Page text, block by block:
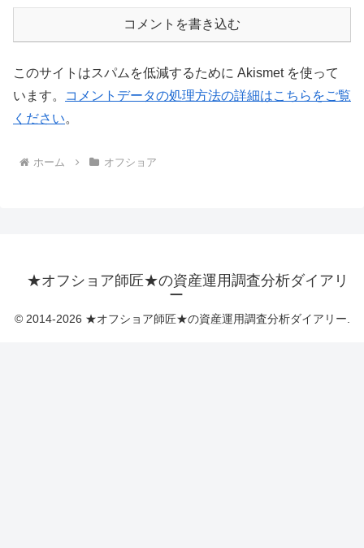
コメントを書き込む
このサイトはスパムを低減するために Akismet を使って
います。
コメントデータの処理方法の詳細はこちらをご覧
ください。
ホーム オフショア
★オフショア師匠★の資産運用調査分析ダイアリ
ー
© 2014-2026 ★オフショア師匠★の資産運用調査分析ダイアリー.